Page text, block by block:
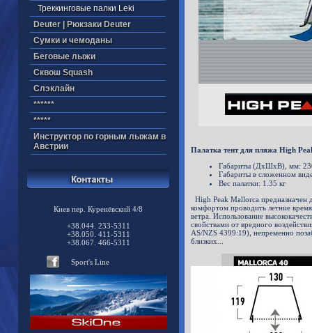
Треккинговые палки Leki
Deuter | Рюкзаки Deuter
Cумки и чемоданы
Беговые лыжи
Cквош Squash
Cлэклайн
******
*****
Инструктор по горным лыжам в
Австрии
Киев пер. Куренёвский 4/8
+38.044. 233-5311
+38.050. 411-5311
+38.067. 466-5311
Sport's Line
Палатка тент для пляжа High
Габариты (ДхШхВ), мм:
Габариты в сложенном
Вес палатки: 1.35 кг
High Peak Mallorca предназначен
комфортом проводить летние
ветра. Использование
свойствами от вредного
AS/NZS 4399:19), непременно
близких...